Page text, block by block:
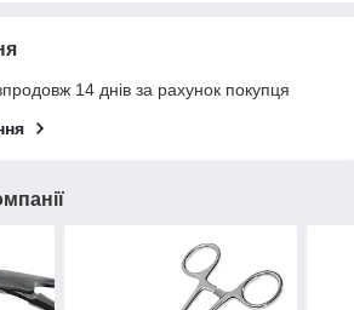
14 днів за рахунок покупця